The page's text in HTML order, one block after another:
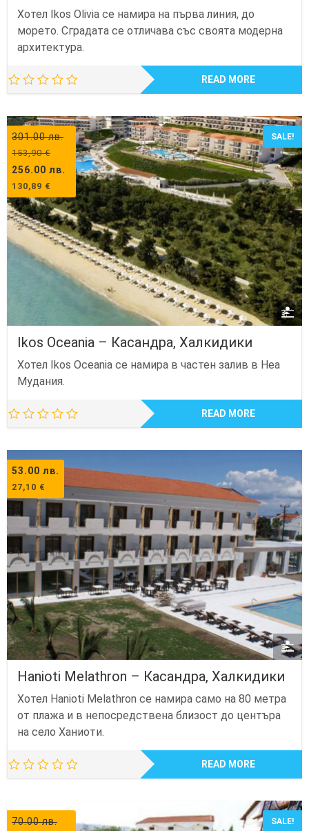
Хотел Ikos Olivia се намира на първа линия, до
морето. Сградата се отличава със своята модерна
архитектура.
READ MORE
301.00лв.
153,90€
256.00 лв.
130,89 €
SALE!
Ikos Oceania – Касандра, Халкидики
Хотел Ikos Oceania се намира в частен залив в Неа
Мудания.
READ MORE
53.00 лв.
27,10 €
Hanioti Melathron – Касандра, Халкидики
Хотел Hanioti Melathron се намира само на 80 метра
от плажа и в непосредствена близост до центъра
на село Ханиоти.
READ MORE
70.00лв. SALE!